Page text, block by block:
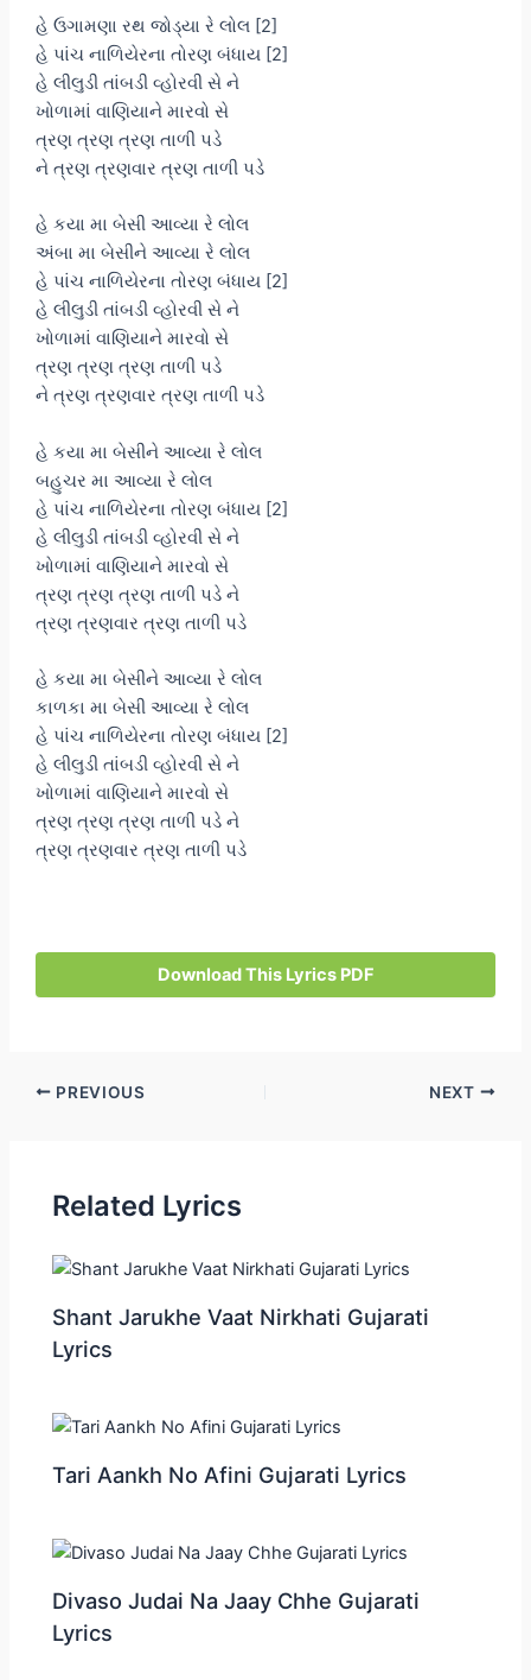
હે ઉગામણા રથ જોડ્યા રે લોલ [2]
હે પાંચ નાળિયેરના તોરણ બંધાય [2]
હે લીલુડી તાંબડી વ્હોરવી સે ને
ખોળામાં વાણિયાને મારવો સે
ત્રણ ત્રણ ત્રણ તાળી પડે
ને ત્રણ ત્રણવાર ત્રણ તાળી પડે
હે કયા મા બેસી આવ્યા રે લોલ
અંબા મા બેસીને આવ્યા રે લોલ
હે પાંચ નાળિયેરના તોરણ બંધાય [2]
હે લીલુડી તાંબડી વ્હોરવી સે ને
ખોળામાં વાણિયાને મારવો સે
ત્રણ ત્રણ ત્રણ તાળી પડે
ને ત્રણ ત્રણવાર ત્રણ તાળી પડે
હે કયા મા બેસીને આવ્યા રે લોલ
બહુચર મા આવ્યા રે લોલ
હે પાંચ નાળિયેરના તોરણ બંધાય [2]
હે લીલુડી તાંબડી વ્હોરવી સે ને
ખોળામાં વાણિયાને મારવો સે
ત્રણ ત્રણ ત્રણ તાળી પડે ને
ત્રણ ત્રણવાર ત્રણ તાળી પડે
હે કયા મા બેસીને આવ્યા રે લોલ
કાળકા મા બેસી આવ્યા રે લોલ
હે પાંચ નાળિયેરના તોરણ બંધાય [2]
હે લીલુડી તાંબડી વ્હોરવી સે ને
ખોળામાં વાણિયાને મારવો સે
ત્રણ ત્રણ ત્રણ તાળી પડે ને
ત્રણ ત્રણવાર ત્રણ તાળી પડે
Download This Lyrics PDF
Post
PREVIOUS NEXT
Related Lyrics
Shant Jarukhe Vaat Nirkhati Gujarati
Lyrics
Tari Aankh No Afini Gujarati Lyrics
Divaso Judai Na Jaay Chhe Gujarati
Lyrics